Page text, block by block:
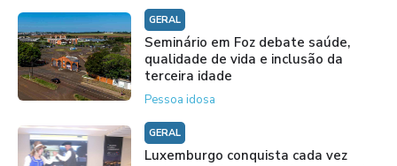
GERAL
Seminário em Foz debate saúde,
qualidade de vida e inclusão da
terceira idade
Pessoa idosa
GERAL
Luxemburgo conquista cada vez